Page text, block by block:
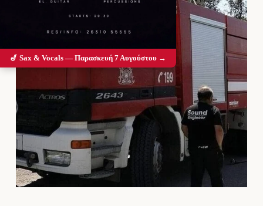
🎷 Sax & Vocals — Παρασκευή 7 Αυγούστου →